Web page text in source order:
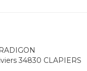
34830 CLAPIERS